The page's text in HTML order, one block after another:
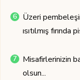
Üzeri
ısıtılmış fırında
Misafirlerinizin
olsun...